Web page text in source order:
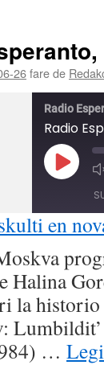
26fare de
Radio
Radio
Play
Episode
en
Halina
la
…